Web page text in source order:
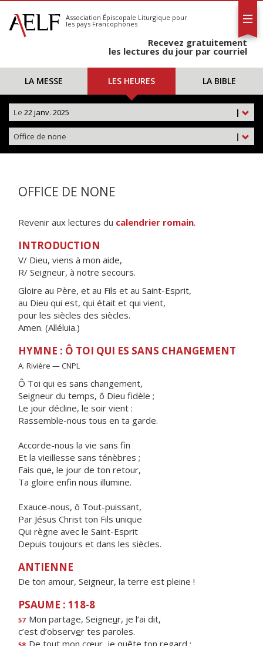
S'abonner
Calendrier
Association Épiscopale Liturgique pour
les pays Francophones
Recevez gratuitement
les lectures du jour par courriel
LA MESSE LES HEURES LA BIBLE
|
Le 22 janv. 2025
|
Office de none
OFFICE DE NONE
Revenir aux lectures du calendrier romain.
INTRODUCTION
V/ Dieu, viens à mon aide,
R/ Seigneur, à notre secours.
Gloire au Père, et au Fils et au Saint-Esprit,
au Dieu qui est, qui était et qui vient,
pour les siècles des siècles.
Amen. (Alléluia.)
HYMNE : Ô TOI QUI ES SANS CHANGEMENT
A. Rivière — CNPL
Ô Toi qui es sans changement,
Seigneur du temps, ô Dieu fidèle ;
Le jour décline, le soir vient :
Rassemble-nous tous en ta garde.
Accorde-nous la vie sans fin
Et la vieillesse sans ténèbres ;
Fais que, le jour de ton retour,
Ta gloire enfin nous illumine.
Exauce-nous, ô Tout-puissant,
Par Jésus Christ ton Fils unique
Qui règne avec le Saint-Esprit
Depuis toujours et dans les siècles.
ANTIENNE
De ton amour, Seigneur, la terre est pleine !
PSAUME : 118-8
57 Mon partage, Seigneur, je l’ai dit,
c’est d’observer tes paroles.
De tout mon cœur, je quête ton regard :